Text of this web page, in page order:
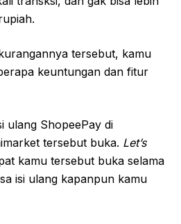
tersebut, kamu
keuntungan dan fitur
ulang ShopeePay di
tersebut buka. Let’s
kamu tersebut buka selama
isi ulang kapanpun kamu